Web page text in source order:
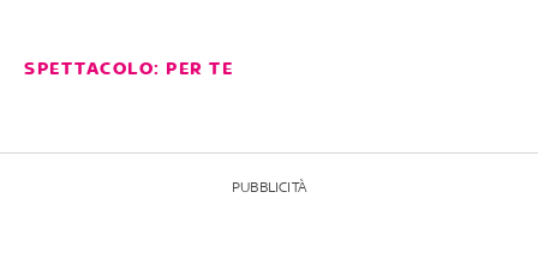
SPETTACOLO: PER TE
PUBBLICITÀ